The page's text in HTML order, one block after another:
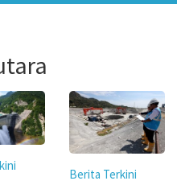
Berita Terkini